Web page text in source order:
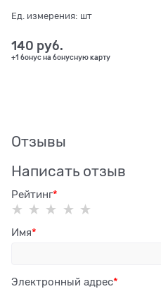
Ед. измерения: шт
140 руб.
+1 бонус на бонусную карту
Отзывы
Написать отзыв
Рейтинг
Имя
Электронный адрес